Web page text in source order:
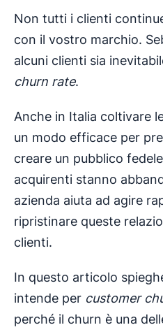
Non tutti i clienti
con il vostro marchio.
alcuni clienti sia
churn rate.
Anche in Italia coltivare
un modo efficace per
creare un pubblico
acquirenti stanno
azienda aiuta ad agire
ripristinare queste
clienti.
In questo articolo
intende per customer
perché il churn è una